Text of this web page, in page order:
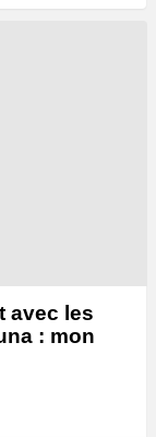
avec les
: mon